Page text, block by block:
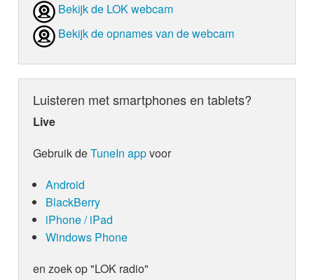
Bekijk de LOK webcam
Bekijk de opnames van de webcam
Luisteren met smartphones en tablets?
Live
Gebruik deTuneIn appvoor
Android
BlackBerry
iPhone / iPad
Windows Phone
en zoek op "LOK radio"